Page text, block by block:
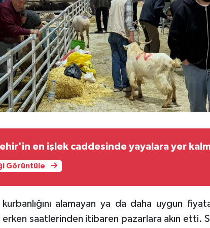
en işlek caddesinde yayalara yer
Görüntüle
alamayan ya da daha uygun
saatlerinden itibaren pazarlara akın etti.